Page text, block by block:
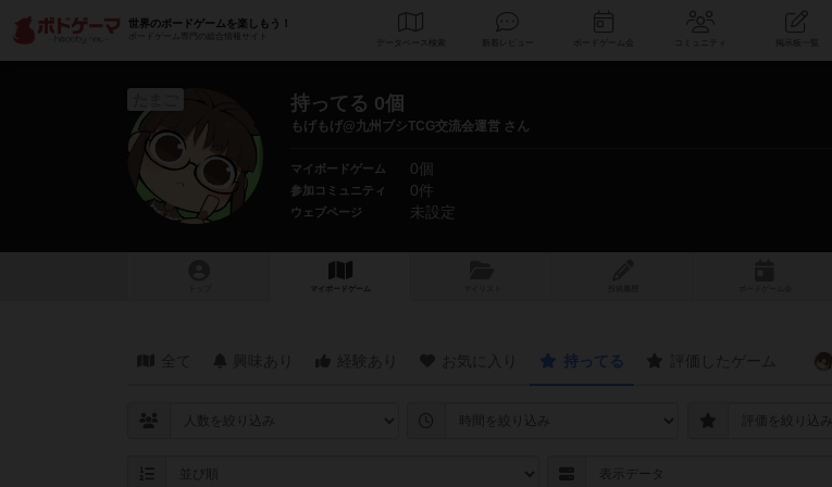
世界のボードゲームを楽しもう！
ボードゲーム専門の総合情報サイト
データベース コミュニティ
持ってる 0個
もげもげ@九州ブシTCG交流会運営 さん
マイボードゲーム 0個
参加コミュニティ 0件
ウェブページ 未設定
マイボードゲーム
持ってる